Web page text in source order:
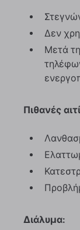
Δεν
Μετά
Πιθανές
Διάλυμα: